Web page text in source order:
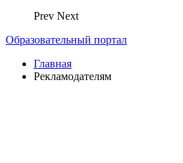
Prev Next
Образовательный портал
Главная
Рекламодателям